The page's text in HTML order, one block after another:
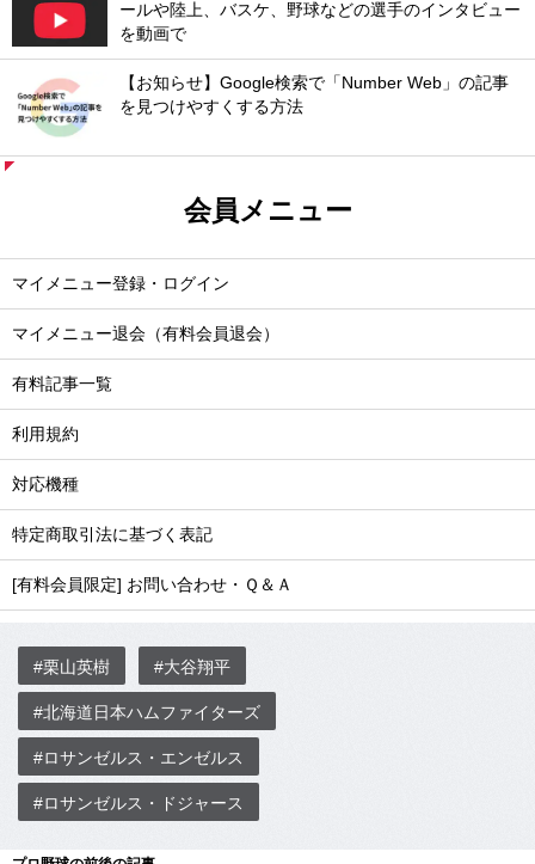
ールや陸上、バスケ、野球などの選手のインタビュー
を動画で
【お知らせ】Google検索で「Number Web」の記事
を見つけやすくする方法
会員メニュー
マイメニュー登録・ログイン
マイメニュー退会（有料会員退会）
有料記事一覧
利用規約
対応機種
特定商取引法に基づく表記
[有料会員限定] お問い合わせ・Ｑ＆Ａ
#栗山英樹 #大谷翔平
#北海道日本ハムファイターズ
#ロサンゼルス・エンゼルス
#ロサンゼルス・ドジャース